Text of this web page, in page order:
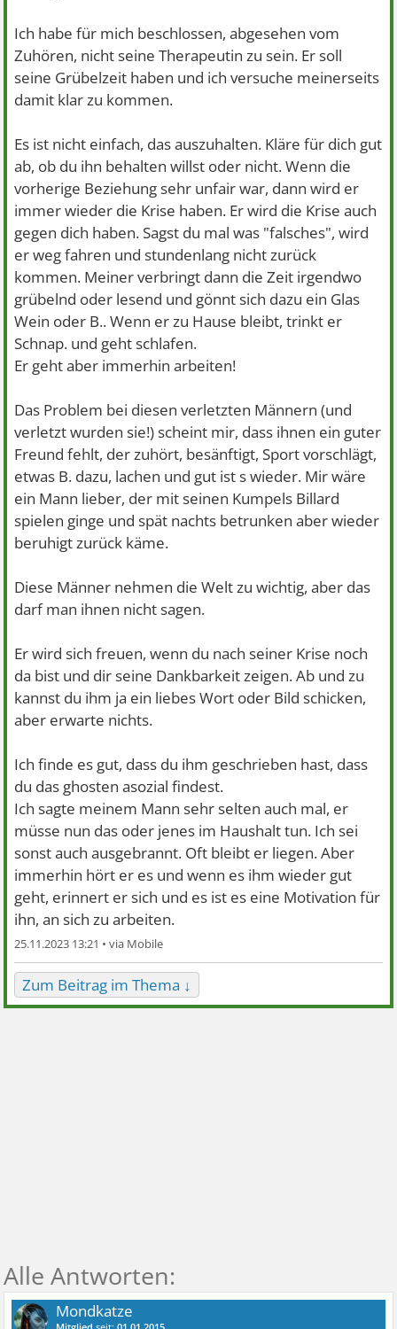
Ich habe für mich beschlossen, abgesehen vom
Zuhören, nicht seine Therapeutin zu sein. Er soll
seine Grübelzeit haben und ich versuche meinerseits
damit klar zu kommen.
Es ist nicht einfach, das auszuhalten. Kläre für dich gut
ab, ob du ihn behalten willst oder nicht. Wenn die
vorherige Beziehung sehr unfair war, dann wird er
immer wieder die Krise haben. Er wird die Krise auch
gegen dich haben. Sagst du mal was "falsches", wird
er weg fahren und stundenlang nicht zurück
kommen. Meiner verbringt dann die Zeit irgendwo
grübelnd oder lesend und gönnt sich dazu ein Glas
Wein oder B.. Wenn er zu Hause bleibt, trinkt er
Schnap. und geht schlafen.
Er geht aber immerhin arbeiten!
Das Problem bei diesen verletzten Männern (und
verletzt wurden sie!) scheint mir, dass ihnen ein guter
Freund fehlt, der zuhört, besänftigt, Sport vorschlägt,
etwas B. dazu, lachen und gut ist s wieder. Mir wäre
ein Mann lieber, der mit seinen Kumpels Billard
spielen ginge und spät nachts betrunken aber wieder
beruhigt zurück käme.
Diese Männer nehmen die Welt zu wichtig, aber das
darf man ihnen nicht sagen.
Er wird sich freuen, wenn du nach seiner Krise noch
da bist und dir seine Dankbarkeit zeigen. Ab und zu
kannst du ihm ja ein liebes Wort oder Bild schicken,
aber erwarte nichts.
Ich finde es gut, dass du ihm geschrieben hast, dass
du das ghosten asozial findest.
Ich sagte meinem Mann sehr selten auch mal, er
müsse nun das oder jenes im Haushalt tun. Ich sei
sonst auch ausgebrannt. Oft bleibt er liegen. Aber
immerhin hört er es und wenn es ihm wieder gut
geht, erinnert er sich und es ist es eine Motivation für
ihn, an sich zu arbeiten.
25.11.2023 13:21 •
Zum Beitrag im Thema ↓
Mondkatze